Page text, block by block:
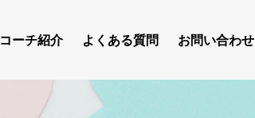
コーチ紹介 よくある質問 お問い合わせ